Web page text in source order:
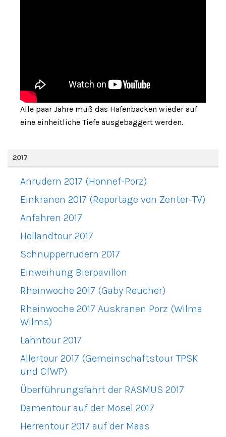
Alle paar Jahre muß das Hafenbacken wieder auf
eine einheitliche Tiefe ausgebaggert werden.
2017
Anrudern 2017 (Honnef-Porz)
Einkranen 2017 (Reportage von Zenter-TV)
Anfahren 2017
Hollandtour 2017
Schnupperrudern 2017
Einweihung Bierpavillon
Rheinwoche 2017 (Gaby Reucher)
Rheinwoche 2017 Auskranen Porz (Wilma
Wilms)
Lahntour 2017
Allertour 2017 (Gemeinschaftstour TPSK
und CfWP)
Überführungsfahrt der RASMUS 2017
Damentour auf der Mosel 2017
Herrentour 2017 auf der Maas